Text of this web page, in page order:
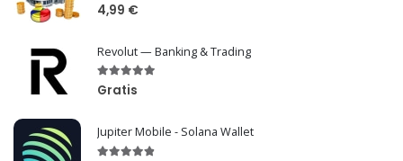
4,99 €
Revolut — Banking & Trading
Gratis
Jupiter Mobile - Solana Wallet